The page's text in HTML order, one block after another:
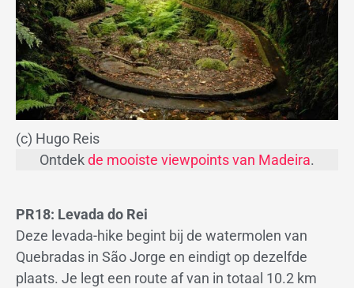
(c) Hugo Reis
Ontdekde mooiste viewpoints van Madeira.
PR18: Levada do Rei
Deze levada-hike begint bij de watermolen van
Quebradas in São Jorge en eindigt op dezelfde
plaats. Je legt een route af van in totaal 10.2 km